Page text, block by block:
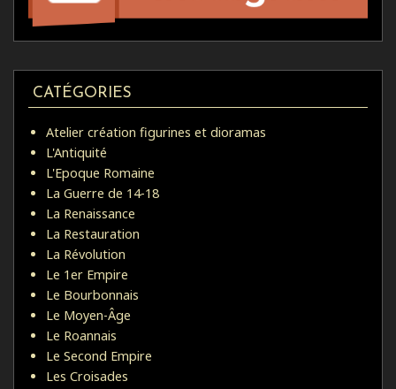
CATÉGORIES
Atelier création figurines et dioramas
L'Antiquité
L'Epoque Romaine
La Guerre de 14-18
La Renaissance
La Restauration
La Révolution
Le 1er Empire
Le Bourbonnais
Le Moyen-Âge
Le Roannais
Le Second Empire
Les Croisades